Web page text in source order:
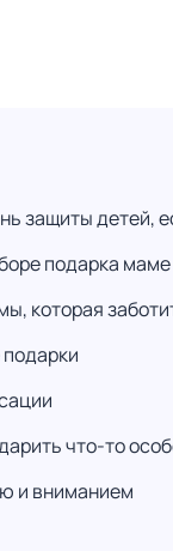
защиты детей,
подарка
которая
что-то
и вниманием